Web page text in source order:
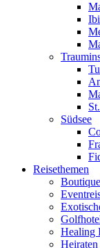
Südsee
Reisethemen
Healing
Heiraten